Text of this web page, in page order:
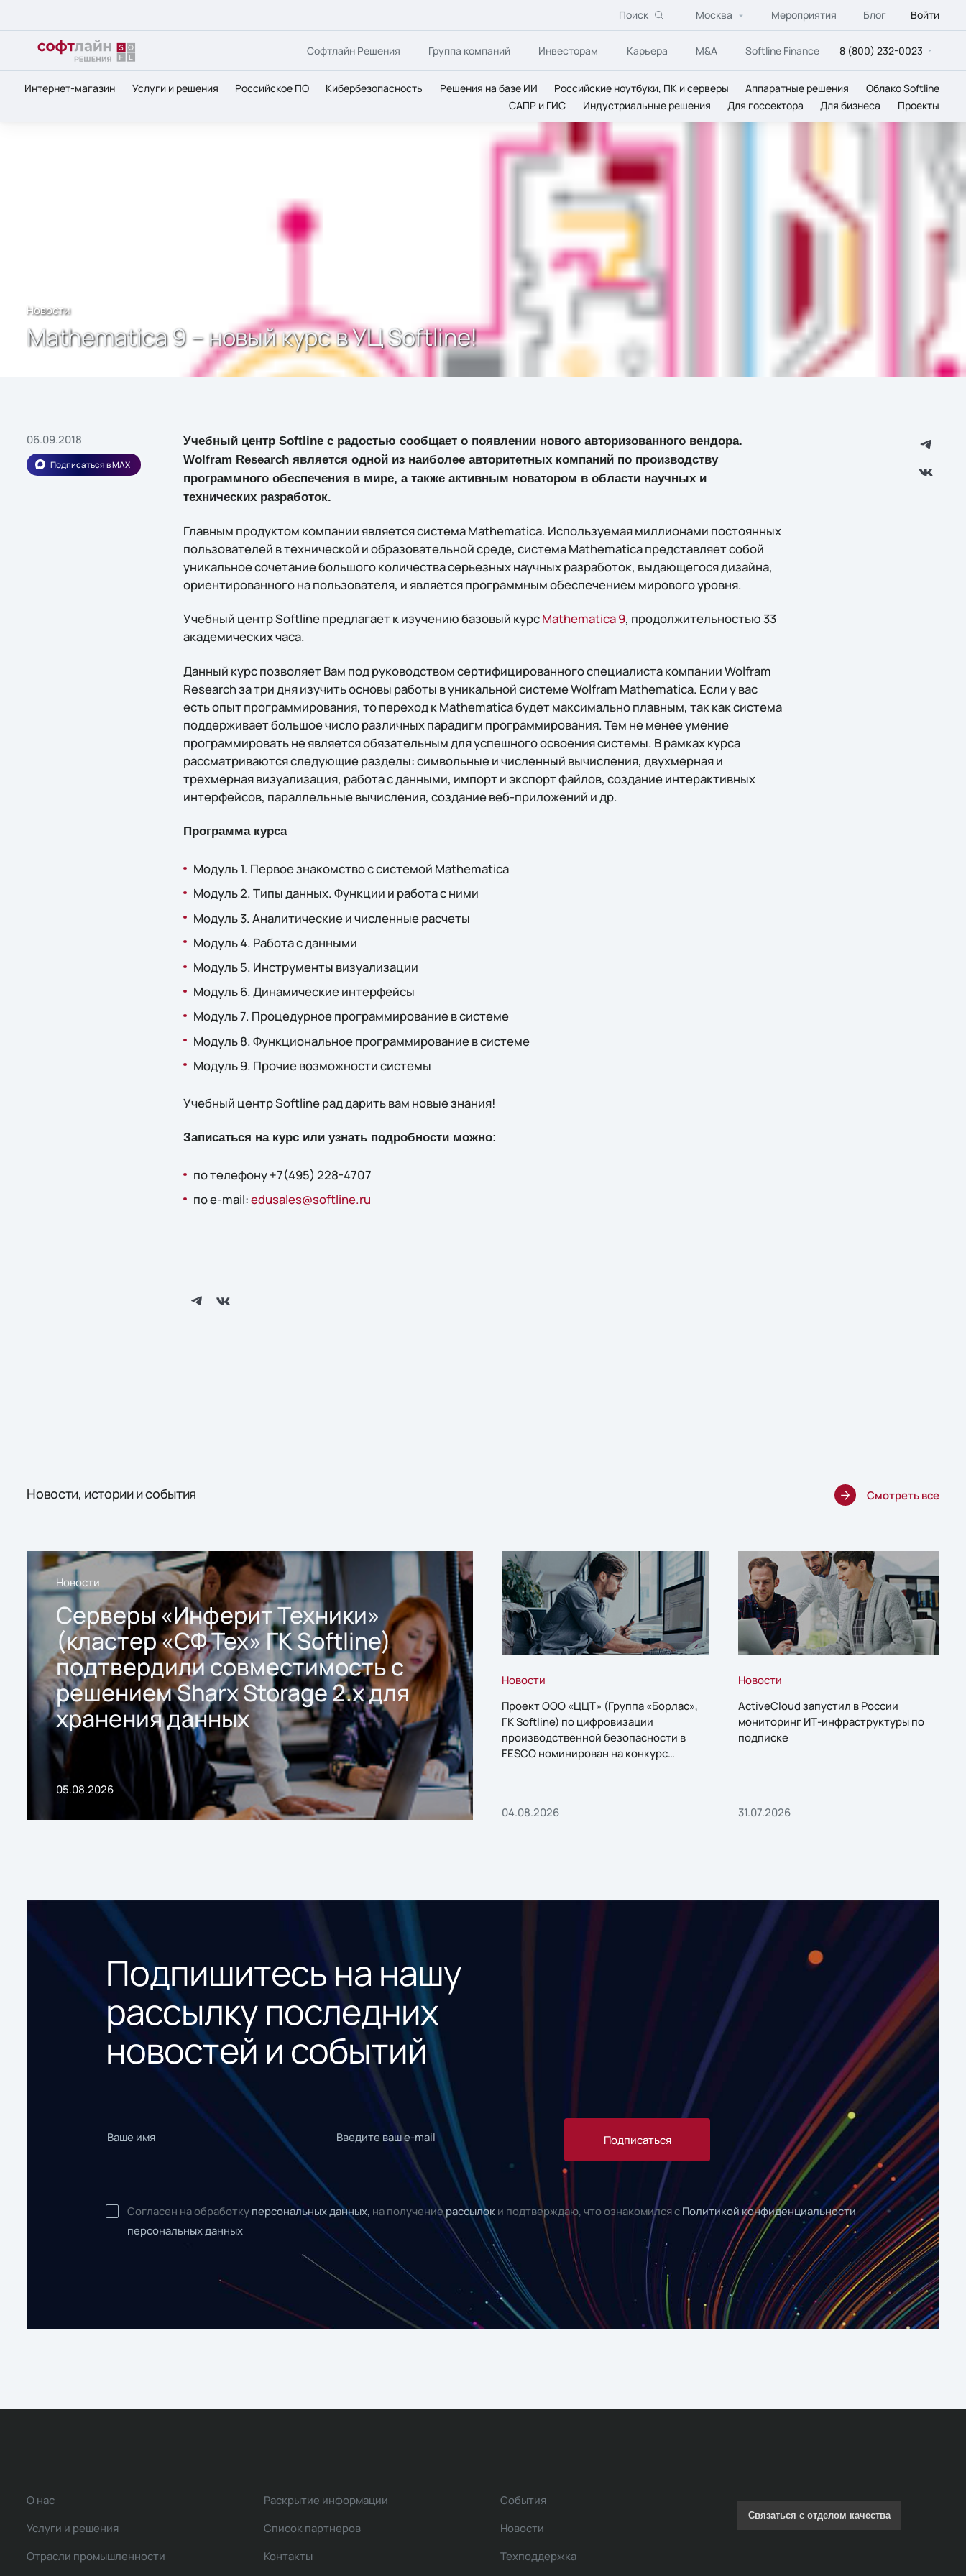
Поиск Москва Мероприятия Блог Войти
Софтлайн Решения Группа компаний Инвесторам Карьера M&A Softline Finance 8 (800) 232-0023
Интернет-магазин Услуги и решения Российское ПО Кибербезопасность Решения на базе ИИ Российские ноутбуки, ПК и серверы Аппаратные решения
Облако Softline
САПР и ГИС
Индустриальные решения Для госсектора Для бизнеса Проекты
Новости
Mathematica 9 – новый курс в УЦ Softline!
06.09.2018
Подписаться в MAX
Учебный центр Softline с радостью сообщает о появлении нового авторизованного вендора.
Wolfram Research является одной из наиболее авторитетных компаний по производству
программного обеспечения в мире, а также активным новатором в области научных и
технических разработок.
Главным продуктом компании является система Mathematica. Используемая миллионами постоянных
пользователей в технической и образовательной среде, система Mathematica представляет собой
уникальное сочетание большого количества серьезных научных разработок, выдающегося дизайна,
ориентированного на пользователя, и является программным обеспечением мирового уровня.
Учебный центр Softline предлагает к изучению базовый курсMathematica 9, продолжительностью 33
академических часа.
Данный курс позволяет Вам под руководством сертифицированного специалиста компании Wolfram
Research за три дня изучить основы работы в уникальной системе Wolfram Mathematica. Если у вас
есть опыт программирования, то переход к Mathematica будет максимально плавным, так как система
поддерживает большое число различных парадигм программирования. Тем не менее умение
программировать не является обязательным для успешного освоения системы. В рамках курса
рассматриваются следующие разделы: символьные и численный вычисления, двухмерная и
трехмерная визуализация, работа с данными, импорт и экспорт файлов, создание интерактивных
интерфейсов, параллельные вычисления, создание веб-приложений и др.
Программа курса
Модуль 1. Первое знакомство с системой Mathematica
Модуль 2. Типы данных. Функции и работа с ними
Модуль 3. Аналитические и численные расчеты
Модуль 4. Работа с данными
Модуль 5. Инструменты визуализации
Модуль 6. Динамические интерфейсы
Модуль 7. Процедурное программирование в системе
Модуль 8. Функциональное программирование в системе
Модуль 9. Прочие возможности системы
Учебный центр Softline рад дарить вам новые знания!
Записаться на курс или узнать подробности можно:
по телефону +7(495) 228-4707
по e-mail:edusales@softline.ru
Новости, истории и события Смотреть все
Новости
Серверы «Инферит Техники»
(кластер «СФ Тех» ГК Softline)
подтвердили совместимость с
решением Sharx Storage 2.x для
хранения данных
05.08.2026
Новости
Проект ООО «ЦЦТ» (Группа «Борлас»,
ГК Softline) по цифровизации
производственной безопасности в
FESCO номинирован на конкурс
04.08.2026
Новости
ActiveCloud запустил в России
мониторинг ИТ-инфраструктуры по
подписке
31.07.2026
Подпишитесь на нашу
рассылку последних
новостей и событий
Подписаться
Согласен на обработку персональных данных, на получениерассылок и подтверждаю, что ознакомился с Политикой конфиденциальности
персональных данных
О нас
Услуги и решения
Отрасли промышленности
Раскрытие информации
Список партнеров
Контакты
События
Новости
Техподдержка
Связаться с отделом качества